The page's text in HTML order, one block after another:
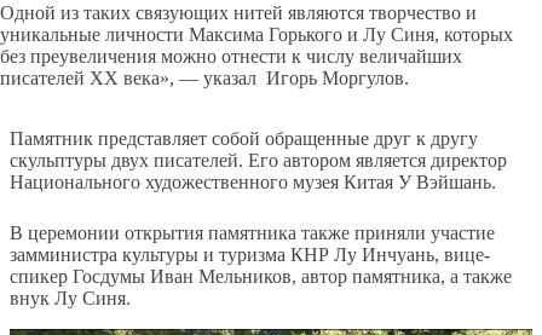
Одной из таких связующих нитей являются творчество и
уникальные личности Максима Горького и Лу Синя, которых
без преувеличения можно отнести к числу величайших
писателей ХХ века», — указал Игорь Моргулов.
Памятник представляет собой обращенные друг к другу
скульптуры двух писателей. Его автором является директор
Национального художественного музея Китая У Вэйшань.
В церемонии открытия памятника также приняли участие
замминистра культуры и туризма КНР Лу Инчуань, вице-
спикер Госдумы Иван Мельников, автор памятника, а также
внук Лу Синя.